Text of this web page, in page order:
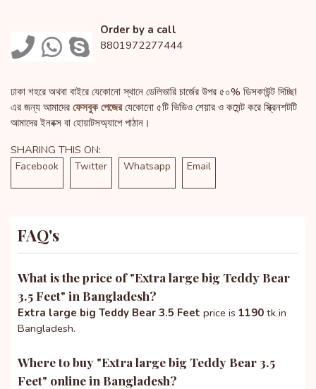
Order by a call
8801972277444
ঢাকা শহরে অথবা বাইরে যেকোনো স্থানে ডেলিভারি চার্জের উপর ৫০% ডিসকাউন্ট দিচ্ছি!
এর জন্য আমাদের ফেসবুক পেজেরযেকোনো ৫টি ভিডিও শেয়ার ও কমেন্ট করে স্ক্রিনশটটি
আমাদের ইনবক্স বা হোয়াটসঅ্যাপে পাঠান।
SHARING THIS ON:
Facebook Twitter Whatsapp Email
FAQ's
What is the price of "Extra large big Teddy Bear
3.5 Feet" in Bangladesh?
Extra large big Teddy Bear 3.5 Feet price is 1190 tk in
Bangladesh.
Where to buy "Extra large big Teddy Bear 3.5
Feet" online in Bangladesh?